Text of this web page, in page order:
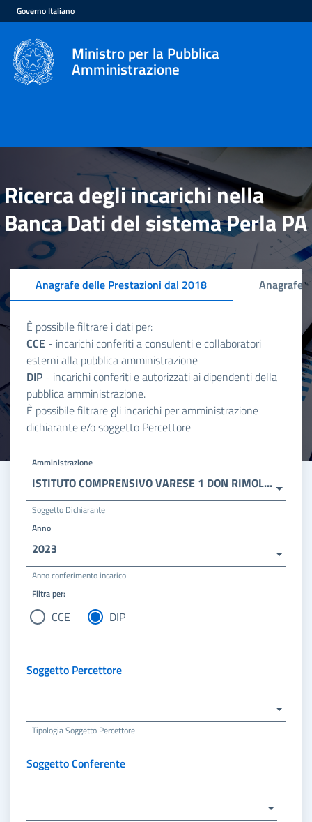
Governo Italiano
Ministro per la Pubblica
Amministrazione
Ricerca degli incarichi nella
Banca Dati del sistema Perla PA
Anagrafe delle Prestazioni dal 2018 Anagrafe
È possibile filtrare i dati per:
CCE - incarichi conferiti a consulenti e collaboratori
esterni alla pubblica amministrazione
DIP - incarichi conferiti e autorizzati ai dipendenti della
pubblica amministrazione.
È possibile filtrare gli incarichi per amministrazione
dichiarante e/o soggetto Percettore
Amministrazione
ISTITUTO COMPRENSIVO VARESE 1 DON RIMOLDI
Soggetto Dichiarante
Anno
2023
Anno conferimento incarico
Filtra per:
CCE DIP
Soggetto Percettore
Tipologia Soggetto Percettore
Soggetto Conferente